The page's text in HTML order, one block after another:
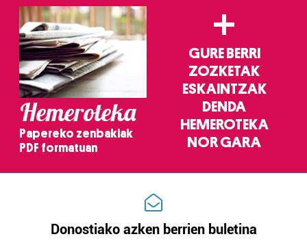
Hemeroteka
Papereko zenbakiak
PDF formatuan
+
GURE BERRI
ZOZKETAK
ESKAINTZAK
DENDA
HEMEROTEKA
NOR GARA
Donostiako azken berrien buletina